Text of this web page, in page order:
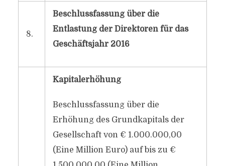
8.
Beschlussfassung über die
Entlastung der Direktoren für das
Geschäftsjahr 2016
Kapitalerhöhung
Beschlussfassung über die
Erhöhung des Grundkapitals der
Gesellschaft von € 1.000.000,00
(Eine Million Euro) auf bis zu €